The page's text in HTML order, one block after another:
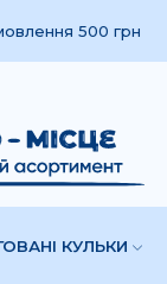
500 грн
КУЛЬКИ